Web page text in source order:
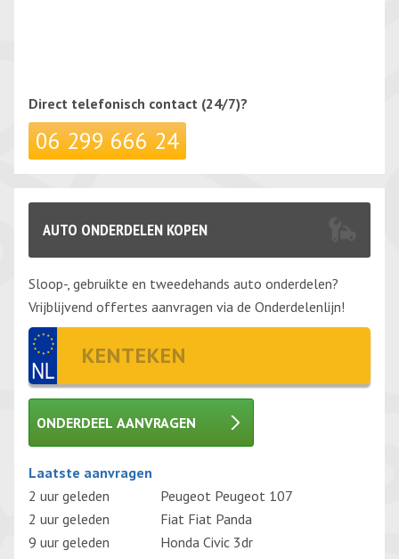
Direct telefonisch contact (24/7)?
06 299 666 24
AUTO ONDERDELEN KOPEN
Sloop-, gebruikte en tweedehands auto onderdelen?
Vrijblijvend offertes aanvragen via de Onderdelenlijn!
ONDERDEEL AANVRAGEN
Gelieve dit veld leeg te laten.
Laatste aanvragen
2 uur geleden
Peugeot Peugeot 107
2 uur geleden
Fiat Fiat Panda
9 uur geleden
Honda Civic 3dr